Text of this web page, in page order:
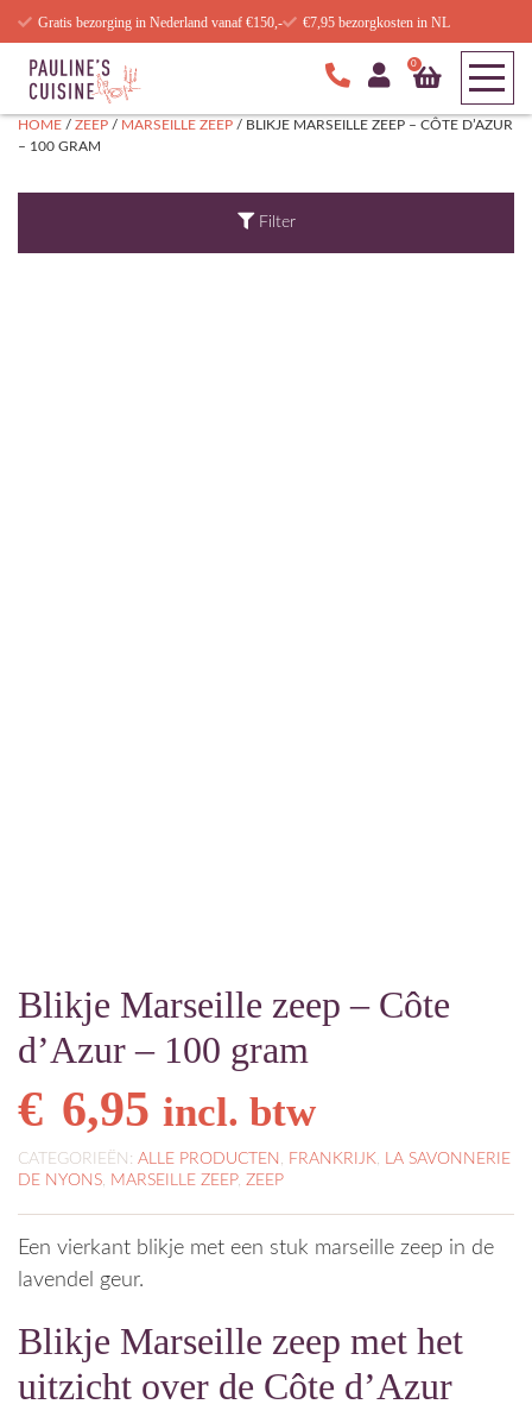
Gratis bezorging in Nederland vanaf €150,- €7,95 bezorgkosten in NL
0
HOME / ZEEP / MARSEILLE ZEEP / BLIKJE MARSEILLE ZEEP – CÔTE D’AZUR
– 100 GRAM
Filter
Blikje Marseille zeep – Côte
d’Azur – 100 gram
€ 6,95 incl. btw
CATEGORIEËN: ALLE PRODUCTEN FRANKRIJK
LA SAVONNERIE
DE NYONS
MARSEILLE ZEEP, ZEEP
Een vierkant blikje met een stuk marseille zeep in de
lavendel geur.
Blikje Marseille zeep met het
uitzicht over de Côte d’Azur